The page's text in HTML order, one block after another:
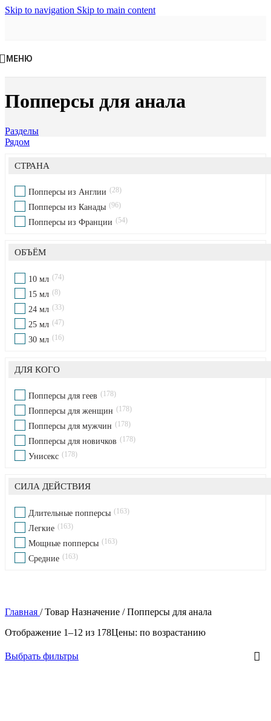
Skip to navigation Skip to main content
МЕНЮ
Попперсы для анала
Разделы
Рядом
СТРАНА
Попперсы из Англии 28
Попперсы из Канады 96
Попперсы из Франции 54
ОБЪЁМ
10 мл 74
15 мл 8
24 мл 33
25 мл 47
30 мл 16
ДЛЯ КОГО
Попперсы для геев 178
Попперсы для женщин 178
Попперсы для мужчин 178
Попперсы для новичков 178
Унисекс 178
СИЛА ДЕЙСТВИЯ
Длительные попперсы 163
Легкие 163
Мощные попперсы 163
Средние 163
Главная / Товар Назначение / Попперсы для анала
Отображение 1–12 из 178Цены: по возрастанию
Выбрать фильтры